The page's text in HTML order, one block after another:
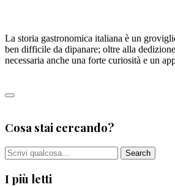
La storia gastronomica italiana è un
ben difficile da dipanare; oltre alla
necessaria anche una forte curiosità e un
Cosa stai cercando?
I più letti